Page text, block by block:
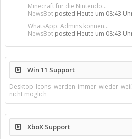
Minecraft für die Nintendo...
NewsBot posted Heute um 08:43
WhatsApp: Admins können...
NewsBot posted Heute um 08:43
Win 11 Support
Desktop Icons werden immer wieder
nicht möglich
XboX Support